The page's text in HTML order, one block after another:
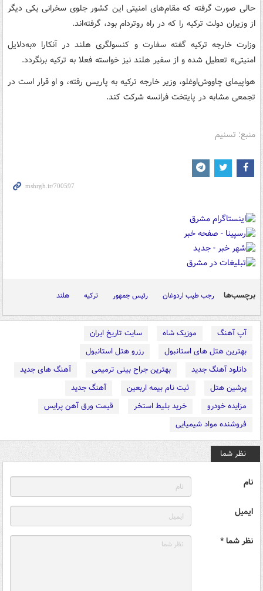
حالی صورت گرفته که مقام‌های امنیتی این کشور جلوی سخرانی یکی دیگر
از وزیران دولت ترکیه را که در راه روتردام بود، گرفته‌اند.
وزارت خارجه ترکیه گفته سفارت و کنسولگری هلند در آنکارا «به‌دلایل
امنیتی» تعطیل شده و از سفیر هلند نیز خواسته فعلا به ترکیه برنگردد.
هواپیمای چاووش‌اوغلو، وزیر خارجه ترکیه به پاریس رفته، و او قرار است در
تجمعی مشابه در پایتخت فرانسه شرکت کند.
منبع: تسنیم
برچسب‌ها رجب طیب اردوغان رئیس جمهور ترکیه هلند
آپ آهنگ موزیک شاه
سایت تاریخ ایران
بهترین هتل های استانبول
رزرو هتل استانبول
دانلود آهنگ جدید
بهترین جراح بینی ترمیمی
آهنگ های جدید
پرشین هتل
ثبت نام بیمه اربعین
آهنگ جدید
مزایده خودرو
خرید بلیط استخر
قیمت ورق آهن پرایس
فروشنده مواد شیمیایی
نظر شما
نام
ایمیل
نظر شما *